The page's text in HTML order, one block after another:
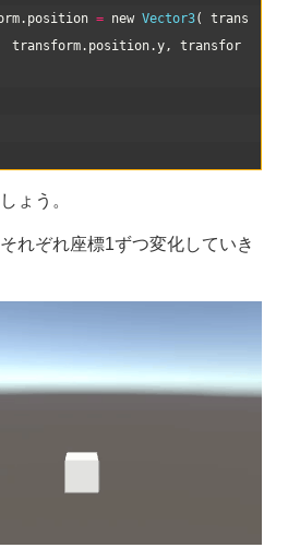
. position = new Vector3(
trans
transform. position.y,
transfor
ょう。
れぞれ座標1ずつ変化していき